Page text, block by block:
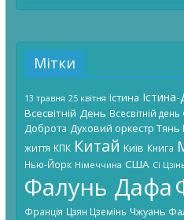
Мітки
13 травня 25 квітня Істина
Всесвітній День Всесвітній
Доброта Духовий оркестр Тянь
життя КПК Китай Київ Книга
Нью-Йорк Німеччина США Сі
Фалунь Дафа
Франція Цзян Цземінь Чжуань